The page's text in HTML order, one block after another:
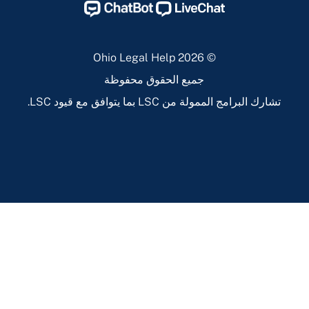
Help
Page
Help
Page
Help
Page
Help
Page
جميع الحقوق محفوظة
تشارك البرامج الممولة من LSC بما يتوافق مع قيود LSC.